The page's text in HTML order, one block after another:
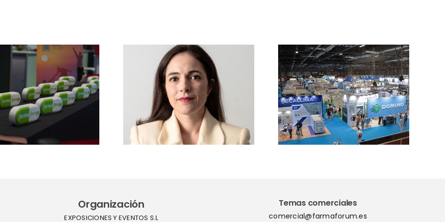
Ansuategui,
directora de
Cannabisforum
2026:
«analizaremos los
retos del nuevo
Real Decreto junto
a reguladores,
Abierto el plazo
de inscripción
gratuita para
Farmaforum
2026: el sector
inicia la cuenta
atrás para su cita
Vetforum 2026
analizará las
claves de la
regulación
europea, GMP y
farmacovigilancia
veterinaria
Organización
EXPOSICIONES Y EVENTOS S.L
Temas comerciales
comercial@farmaforum.es